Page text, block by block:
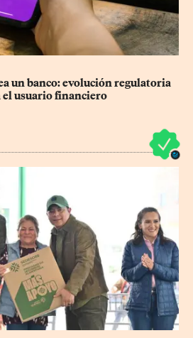
un banco: evolución regulatoria
el usuario financiero